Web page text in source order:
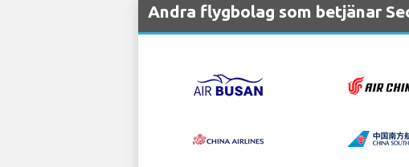
Andra flygbolag som betjänar